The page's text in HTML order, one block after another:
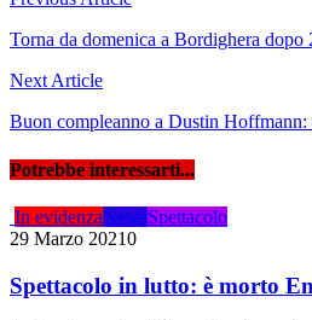
articoli
Torna da domenica a Bordighera
Next Article
Buon compleanno a Dustin
Potrebbe interessarti...
In evidenzaNewsSpettacolo
29 Marzo 20210
Spettacolo in lutto: è morto